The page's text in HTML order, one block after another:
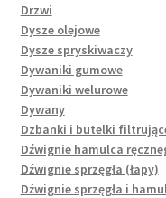
Drzwi
Dysze olejowe
Dysze spryskiwaczy
Dywaniki gumowe
Dywaniki welurowe
Dywany
Dzbanki i butelki
Dźwignie hamulca
Dźwignie sprzęgła (łapy)
Dźwignie sprzęgła i